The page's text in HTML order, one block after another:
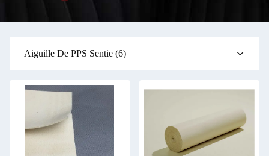
Aiguille De PPS Sentie (6)